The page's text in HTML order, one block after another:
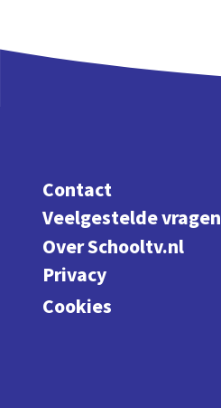
Contact
Veelgestelde vragen
Over Schooltv.nl
Privacy
Cookies